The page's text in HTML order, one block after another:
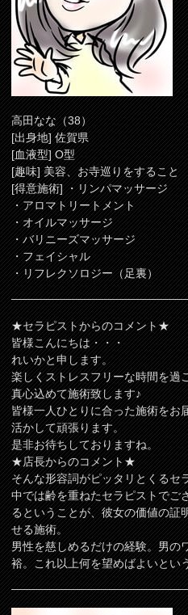
高田なな（38）
[出身地] 佐賀県
[血液型] O型
[趣味] 美容、お寺巡りをすること
[得意施術] ・リンパマッサージ
・アロマトリートメント
・オイルマッサージ
・バリニーズマッサージ
・フェイシャル
・リフレクソロジー（足裏）
★セラピストからのコメント★
皆様こんにちは・・・
れいかと申します。
楽しくストレスフリーな時間を過
真心込めて施術致します♪
皆様一人ひとりに合った施術をお
活かして頑張ります。
是非お待ちしておりますね。
★店長からのコメント★
そんな形容詞がピッタリとくるセ
中では齢を重ねたセラピストでご
るということが、彼女の価値の証
せる施術。
男性を慈しめるだけの経験。男の
裕。これ以上何を望めばよいとい